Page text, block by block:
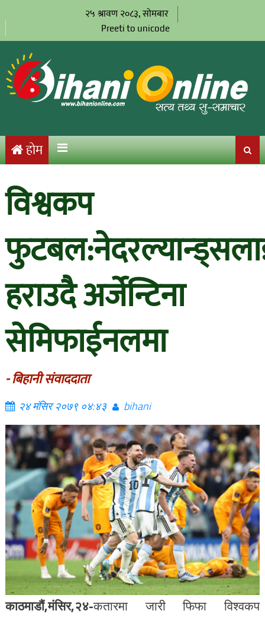
२५ श्रावण २०८३, सोमबार
Preeti to unicode
होम
विश्वकप
हराउदै अर्जेन्टिना
सेमिफाईनलमा
- बिहानी संवाददाता
२४ मंसिर २०७९ ०४:४३ bihani
काठमाडौं,मंसिर,२४-कतारमा जारी फिफा विश्वकप